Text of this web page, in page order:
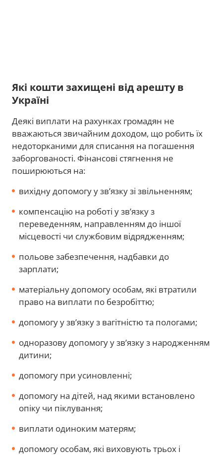
Які кошти захищені від арешту в
Україні
Деякі виплати на рахунках громадян не
вважаються звичайним доходом, що робить їх
недоторканими для списання на погашення
заборгованості. Фінансові стягнення не
поширюються на:
вихідну допомогу у зв’язку зі звільненням;
компенсацію на роботі у зв’язку з
переведенням, направленням до іншої
місцевості чи службовим відрядженням;
польове забезпечення, надбавки до
зарплати;
матеріальну допомогу особам, які втратили
право на виплати по безробіттю;
допомогу у зв’язку з вагітністю та пологами;
одноразову допомогу у зв’язку з народженням
дитини;
допомогу при усиновленні;
допомогу на дітей, над якими встановлено
опіку чи піклування;
виплати одиноким матерям;
допомогу особам, які виховують трьох і